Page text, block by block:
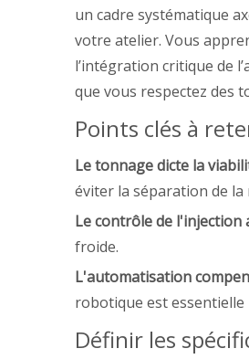
un cadre systématique
votre atelier. Vous
l’intégration critique de
que vous respectez des
Points clés à
Le tonnage dicte la
éviter la séparation de la
Le contrôle de l'injection
froide.
L'automatisation
robotique est
Définir les